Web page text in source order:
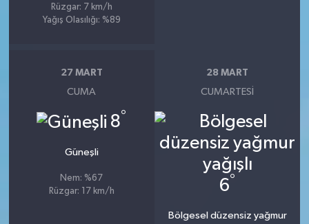
Rüzgar: 7 km/h
Yağış Olasılığı: %89
27 MART
CUMA
8°
Güneşli
Nem: %67
Rüzgar: 17 km/h
28 MART
CUMARTESI
6°
Bölgesel düzensiz yağmur